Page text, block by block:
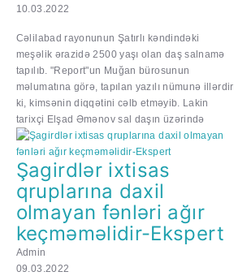
10.03.2022
Cəlilabad rayonunun Şatırlı kəndindəki
meşəlik ərazidə 2500 yaşı olan daş salnamə
tapılıb. "Report"un Muğan bürosunun
məlumatına görə, tapılan yazılı nümunə illərdir
ki, kimsənin diqqətini cəlb etməyib. Lakin
tarixçi Elşad Əmənov sal daşın üzərində
Şagirdlər ixtisas
qruplarına daxil
olmayan fənləri ağır
keçməməlidir-Ekspert
Admin
09.03.2022